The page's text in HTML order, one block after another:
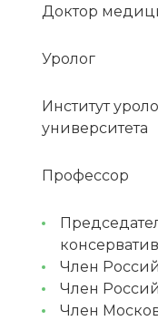
Доктор
Уролог
Институт
университета
Профессор
Член
Член
Член